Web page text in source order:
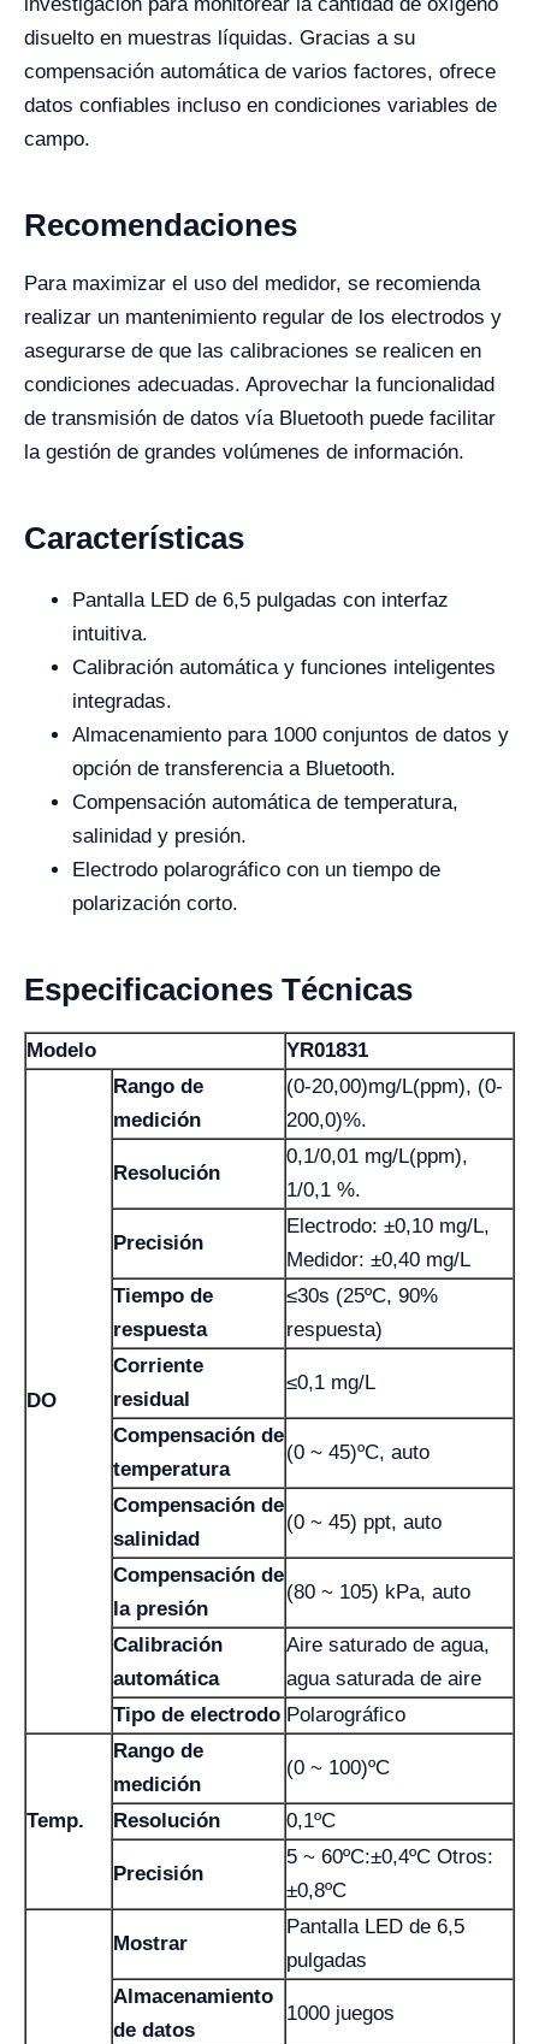
disuelto en muestras líquidas. Gracias a su
compensación automática de varios factores, ofrece
datos confiables incluso en condiciones variables de
campo.
Recomendaciones
Para maximizar el uso del medidor, se recomienda
realizar un mantenimiento regular de los electrodos y
asegurarse de que las calibraciones se realicen en
condiciones adecuadas. Aprovechar la funcionalidad
de transmisión de datos vía Bluetooth puede facilitar
la gestión de grandes volúmenes de información.
Características
Pantalla LED de 6,5 pulgadas con interfaz
intuitiva.
Calibración automática y funciones inteligentes
integradas.
Almacenamiento para 1000 conjuntos de datos y
opción de transferencia a Bluetooth.
Compensación automática de temperatura,
salinidad y presión.
Electrodo polarográfico con un tiempo de
polarización corto.
Especificaciones Técnicas
Modelo YR01831
DO
Rango de
medición
(0-20,00)mg/L(ppm), (0-
200,0)%.
Resolución
0,1/0,01 mg/L(ppm),
1/0,1 %.
Precisión
Electrodo: ±0,10 mg/L,
Medidor: ±0,40 mg/L
Tiempo de
respuesta
≤30s (25ºC, 90%
respuesta)
Corriente
residual
≤0,1 mg/L
Compensación de
temperatura
(0 ~ 45)ºC, auto
Compensación de
salinidad
(0 ~ 45) ppt, auto
Compensación de
la presión
(80 ~ 105) kPa, auto
Calibración
automática
Aire saturado de agua,
agua saturada de aire
Tipo de electrodo Polarográfico
Temp.
Rango de
medición
(0 ~ 100)ºC
Resolución 0,1ºC
Precisión
5 ~ 60ºC:±0,4ºC Otros:
±0,8ºC
Mostrar
Pantalla LED de 6,5
pulgadas
Almacenamiento
de datos
1000 juegos